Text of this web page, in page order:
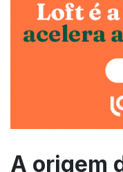
A origem